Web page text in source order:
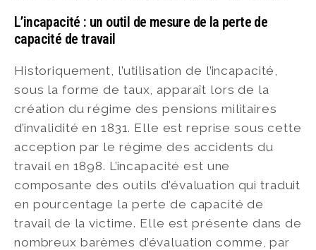
L’incapacité : un outil de mesure de la perte de
capacité de travail
Historiquement, l’utilisation de l’incapacité,
sous la forme de taux, apparaît lors de la
création du régime des pensions militaires
d’invalidité en 1831. Elle est reprise sous cette
acception par le régime des accidents du
travail en 1898. L’incapacité est une
composante des outils d’évaluation qui traduit
en pourcentage la perte de capacité de
travail de la victime. Elle est présente dans de
nombreux barèmes d’évaluation comme, par